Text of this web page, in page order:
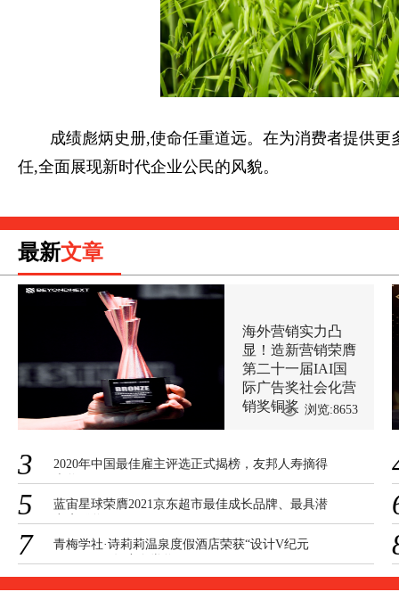
成绩彪炳史册,使命任重道远。在为消费者提供
任,全面展现新时代企业公民的风貌。
最新文章
海外营销实力凸
显！造新营销荣膺
第二十一届IAI国
际广告奖社会化营
销奖铜奖 浏览:8653
3
2020年中国最佳雇主评选正式揭榜，友邦人寿摘得
大奖
5
蓝宙星球荣膺2021京东超市最佳成长品牌、最具潜
力店铺奖
7
青梅学社·诗莉莉温泉度假酒店荣获“设计V纪元
·2020-2021年度金堂奖